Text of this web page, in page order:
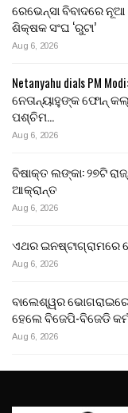
ରେଭେନ୍ସା ବିବାଦରେ
ଶିକ୍ଷକ ସଂଘ ‘ରୁଟା’
Aug 6, 2026
Netanyahu dials PM
ନେତାନ୍ୟାହୁଙ୍କ ଫୋନ୍
ପଶ୍ଚିମ…
Aug 6, 2026
ବିଷାକ୍ତ ଲଙ୍କା: ୨୭ଟି
ଆକ୍ରାନ୍ତ
Aug 6, 2026
ଏଥର ଇନଷ୍ଟାଗ୍ରାମରେ
Aug 6, 2026
ବାଲେଶ୍ୱର ଭୋଗରାଇରେ
ହେଲେ ବିଜେପି-ବିଜେଡି
Aug 6, 2026